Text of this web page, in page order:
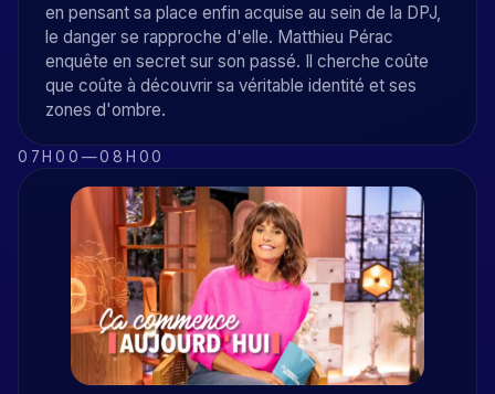
en pensant sa place enfin acquise au sein de la DPJ,
le danger se rapproche d'elle. Matthieu Pérac
enquête en secret sur son passé. Il cherche coûte
que coûte à découvrir sa véritable identité et ses
zones d'ombre.
07H00 —08H00